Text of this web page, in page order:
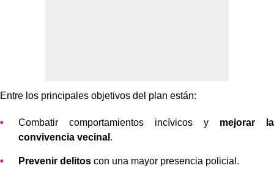
Entre los principales objetivos del plan están:
Combatir comportamientos incívicos y mejorar la
convivencia vecinal .
Prevenir delitos con una mayor presencia policial.